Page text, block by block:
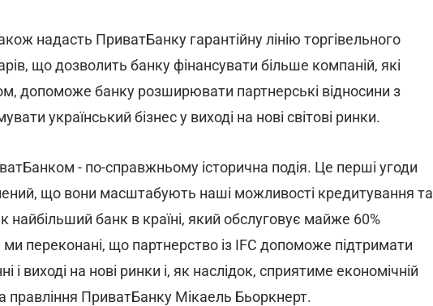
надасть ПриватБанку гарантійну лінію торгівельного
що дозволить банку фінансувати більше компаній, які
допоможе банку розширювати партнерські відносини з
український бізнес у виході на нові світові ринки.
- по-справжньому історична подія. Це перші угоди
що вони масштабують наші можливості кредитування та
найбільший банк в країні, який обслуговує майже 60%
ми переконані, що партнерство із IFC допоможе підтримати
і виході на нові ринки і, як наслідок, сприятиме економічній
правління ПриватБанку Мікаель Бьоркнерт.